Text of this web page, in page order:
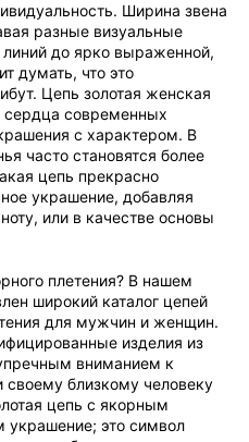
Ширина звена
разные визуальные
до ярко выраженной,
думать, что это
Цепь золотая женская
сердца современных
с характером. В
часто становятся более
цепь прекрасно
украшение, добавляя
или в качестве основы
плетения? В нашем
широкий каталог цепей
для мужчин и женщин.
изделия из
вниманием к
своему близкому человеку
цепь с якорным
украшение; это символ